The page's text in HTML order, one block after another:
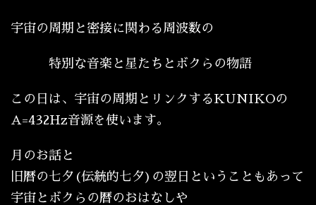
宇宙の周期と密接に関わる周波数の
特別な音楽と星たちとボクらの物語
この日は、宇宙の周期とリンクするKUNIKOの
A=432Hz音源を使います。
月のお話と
旧暦の七夕(伝統的七夕)の翌日ということもあって
宇宙とボクらの暦のおはなしや